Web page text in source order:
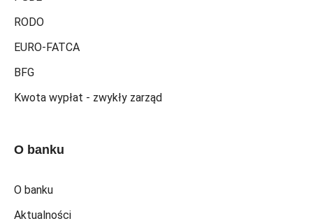
RODO
EURO-FATCA
BFG
Kwota wypłat - zwykły zarząd
O banku
O banku
Aktualności